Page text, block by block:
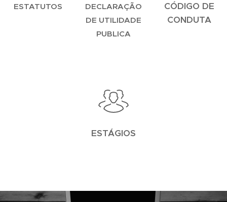
ESTATUTOS
DECLARAÇÃO
DE UTILIDADE
PUBLICA
CÓDIGO DE
CONDUTA
ESTÁGIOS